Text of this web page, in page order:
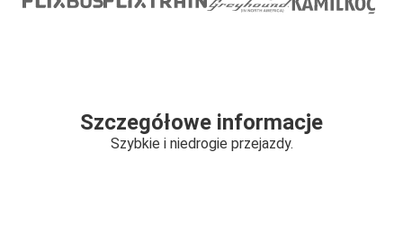
Szczegółowe informacje
Szybkie i niedrogie przejazdy.